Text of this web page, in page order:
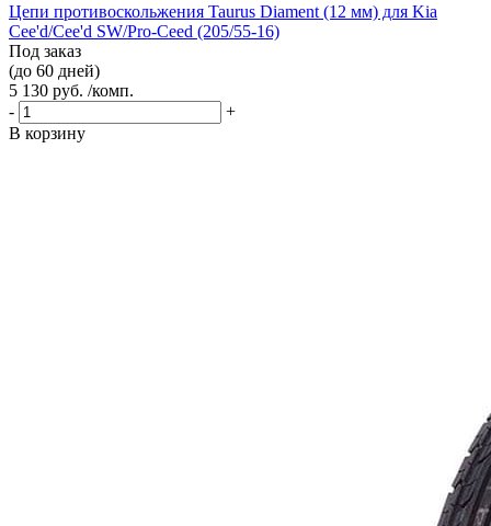
Цепи противоскольжения Taurus Diament (12 мм) для Kia
Cee'd/Cee'd SW/Pro-Ceed (205/55-16)
Под заказ
(до 60 дней)
5 130 руб. /комп.
-
+
В корзину